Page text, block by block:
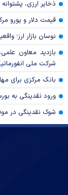
ذخایر ارزی، پشتوانه
قیمت دلار و یورو مرکز
نوسان بازار ارز؛
بازدید معاون
شرکت ملی
بانک مرکزی برای
ورود نقدینگی به
شوک نقدینگی در